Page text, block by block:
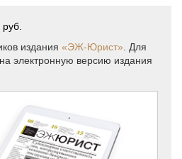
издания «ЭЖ-Юрист» . Для
электронную версию издания